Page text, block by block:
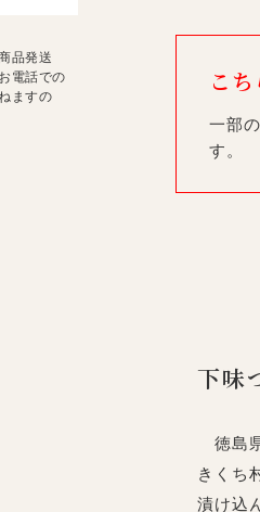
こ
一部
す。
下味
徳島
きくち
漬け込
品発送
電話での
ますの